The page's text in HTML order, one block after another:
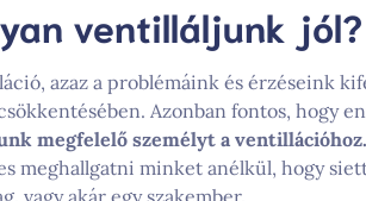
ventilláljunk jól?
azaz a problémáink és érzéseink
Azonban fontos, hogy
megfelelő személyt a ventillációhoz.
meghallgatni minket anélkül, hogy